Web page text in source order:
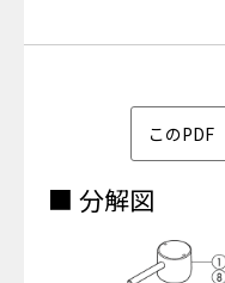
このPDF
■ 分解図